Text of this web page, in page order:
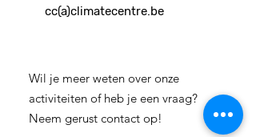
cc(a)climatecentre.be
Wil je meer weten over onze
activiteiten of heb je een vraag?
Neem gerust contact op!